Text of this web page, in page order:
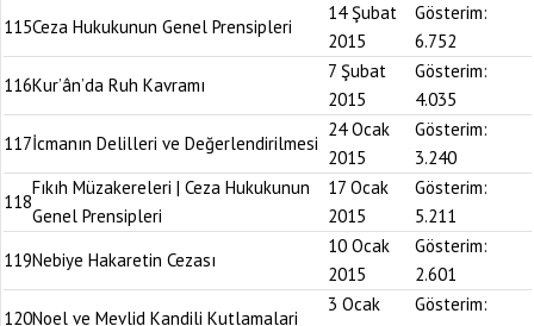
115Ceza Hukukunun Genel Prensipleri
14 Şubat
2015
Gösterim:
6.752
116Kur’ân’da Ruh Kavramı
7 Şubat
2015
Gösterim:
4.035
117İcmanın Delilleri ve Değerlendirilmesi
24 Ocak
2015
Gösterim:
3.240
118
Fıkıh Müzakereleri | Ceza Hukukunun
Genel Prensipleri
17 Ocak
2015
Gösterim:
5.211
119Nebiye Hakaretin Cezası
10 Ocak
2015
Gösterim:
2.601
120Noel ve Mevlid Kandili Kutlamalari
3 Ocak
Gösterim: